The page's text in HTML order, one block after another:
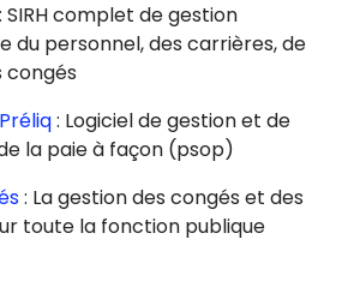
: SIRH complet de gestion
du personnel, des carrières, de
congés
: Logiciel de gestion et de
la paie à façon (psop)
: La gestion des congés et des
toute la fonction publique